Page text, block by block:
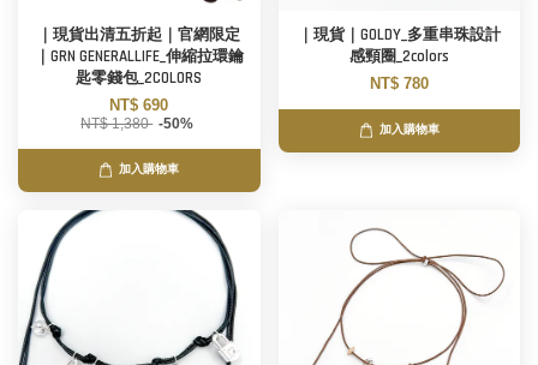
｜現貨出清五折起｜官網限定
｜GRN GENERALLIFE_伸縮拉環鑰
匙零錢包_2COLORS
NT$ 690
NT$ 1,380 -50%
加入購物車
｜現貨｜GOLDY_多重串珠設計
感頸圈_2colors
NT$ 780
加入購物車